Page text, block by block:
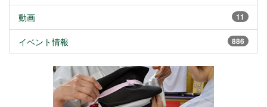
11
動画
886
イベント情報